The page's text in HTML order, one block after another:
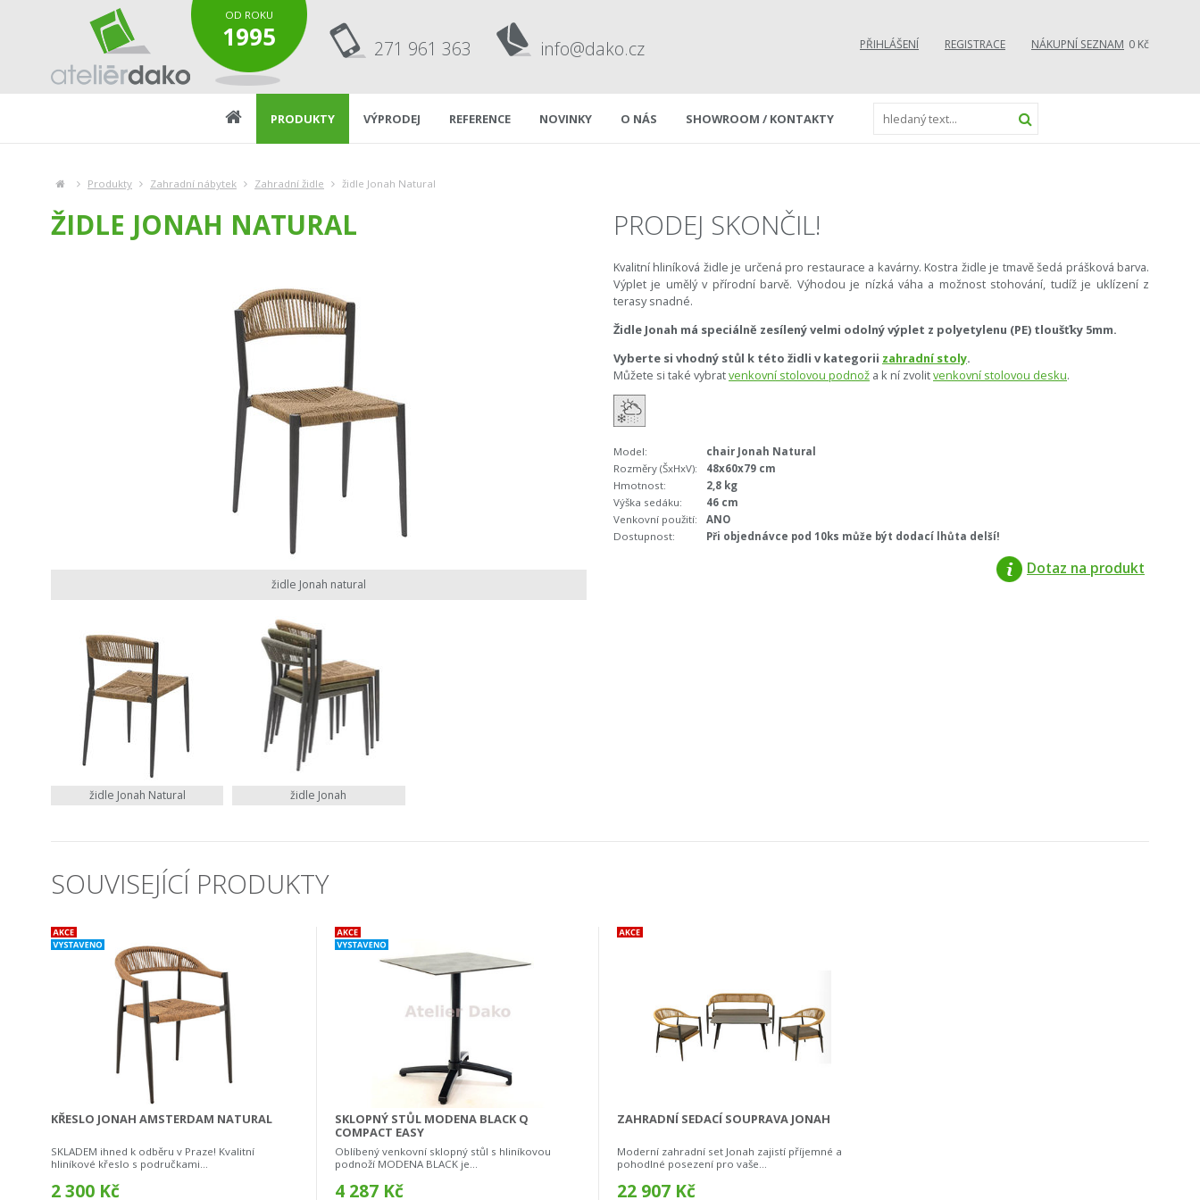
OD ROKU
1995 271 961 363 info@dako.cz PŘIHLÁŠENÍ REGISTRACE NÁKUPNÍ SEZNAM 0 Kč
PRODUKTY VÝPRODEJ REFERENCE NOVINKY O NÁS SHOWROOM / KONTAKTY
Produkty Zahradní nábytek Zahradní židle židle Jonah Natural
ŽIDLE JONAH NATURAL
židle Jonah natural
židle Jonah Natural židle Jonah
PRODEJ SKONČIL!
Kvalitní hliníková židle je určená pro restaurace a kavárny. Kostra židle je tmavě šedá prášková barva.
Výplet je umělý v přírodní barvě. Výhodou je nízká váha a možnost stohování, tudíž je uklízení z
terasy snadné.
Židle Jonah má speciálně zesílený velmi odolný výplet z polyetylenu (PE) tloušťky 5mm.
Vyberte si vhodný stůl k této židli v kategorii zahradní stoly.
Můžete si také vybratvenkovní stolovou podnož a k ní zvolitvenkovní stolovou desku.
Model:
chair Jonah Natural
Rozměry (ŠxHxV):
48x60x79 cm
Hmotnost:
2,8 kg
Výška sedáku:
46 cm
Venkovní použití:
ANO
Dostupnost:
Při objednávce pod 10ks může být dodací lhůta delší!
Dotaz na produkt
SOUVISEJÍCÍ PRODUKTY
KŘESLO JONAH AMSTERDAM NATURAL
SKLADEM ihned k odběru v Praze! Kvalitní
hliníkové křeslo s područkami...
2 300 Kč
SKLOPNÝ STŮL MODENA BLACK Q
COMPACT EASY
Oblíbený venkovní sklopný stůl s hliníkovou
podnoží MODENA BLACK je...
4 287 Kč
ZAHRADNÍ SEDACÍ SOUPRAVA JONAH
Moderní zahradní set Jonah zajistí příjemné a
pohodlné posezení pro vaše...
22 907 Kč